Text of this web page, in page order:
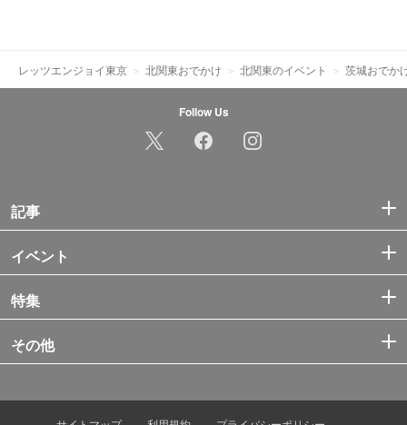
レッツエンジョイ東京 北関東おでかけ 北関東のイベント 茨城おでか
Follow Us
記事
イベント
特集
その他